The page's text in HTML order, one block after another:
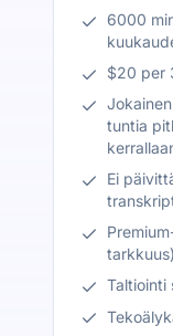
6000
$20 per
tuntia
Ei
tarkkuus)
Taltiointi